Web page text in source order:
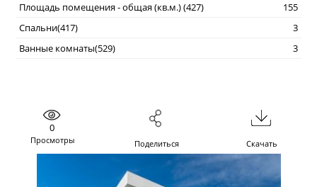
Площадь помещения - общая (кв.м.) (427)
155
Спальни(417)
3
Ванные комнаты(529)
3
0
Просмотры Поделиться Скачать